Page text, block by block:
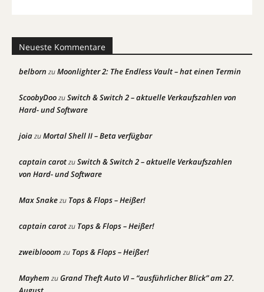
Neueste Kommentare
belborn zuMoonlighter 2: The Endless Vault – hat einen Termin
ScoobyDoozuSwitch & Switch 2 – aktuelle Verkaufszahlen von
Hard- und Software
joiazuMortal Shell II – Beta verfügbar
captain carotzuSwitch & Switch 2 – aktuelle Verkaufszahlen
von Hard- und Software
Max Snakezu Tops & Flops – Heißer!
captain carotzu Tops & Flops – Heißer!
zweiblooom zu Tops & Flops – Heißer!
Mayhem zuGrand Theft Auto VI – “ausführlicher Blick” am 27.